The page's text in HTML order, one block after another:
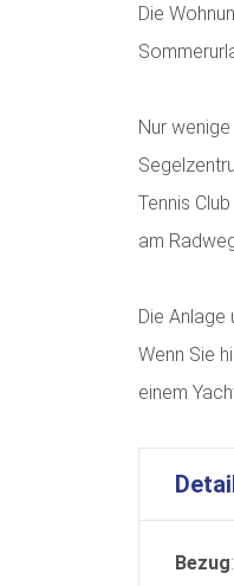
Die
Nur
Tennis
am
Die Anlage
Wenn Sie
einem
Bezug